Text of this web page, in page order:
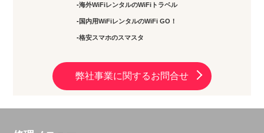
海外WiFiレンタルのWiFiトラベル
国内用WiFiレンタルのWiFi GO！
格安スマホのスマスタ
弊社事業に関するお問合せ